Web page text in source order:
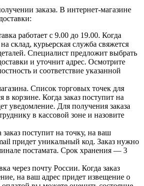
заказа. В интернет-магазине
работает с 9.00 до 19.00. Когда
склад, курьерская служба свяжется
Специалист предложит выбрать
и уточнит адрес. Осмотрите
и соответствие указанной
Список торговых точек для
в корзине. Когда заказ поступит на
уведомление. Для получения заказа
в кассовой зоне и назовите
заказ поступит на точку, на ваш
придет уникальный код. Заказ нужно
постамата. Срок хранения — 3
через почту России. Когда заказ
на ваш адрес придет извещение о